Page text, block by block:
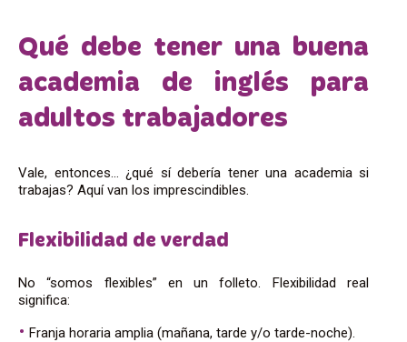
Qué debe tener una buena
academia de inglés para
adultos trabajadores
Vale, entonces… ¿qué sí debería tener una academia si
trabajas? Aquí van los imprescindibles.
Flexibilidad de verdad
No “somos flexibles” en un folleto. Flexibilidad real
significa:
Franja horaria amplia (mañana, tarde y/o tarde-noche).